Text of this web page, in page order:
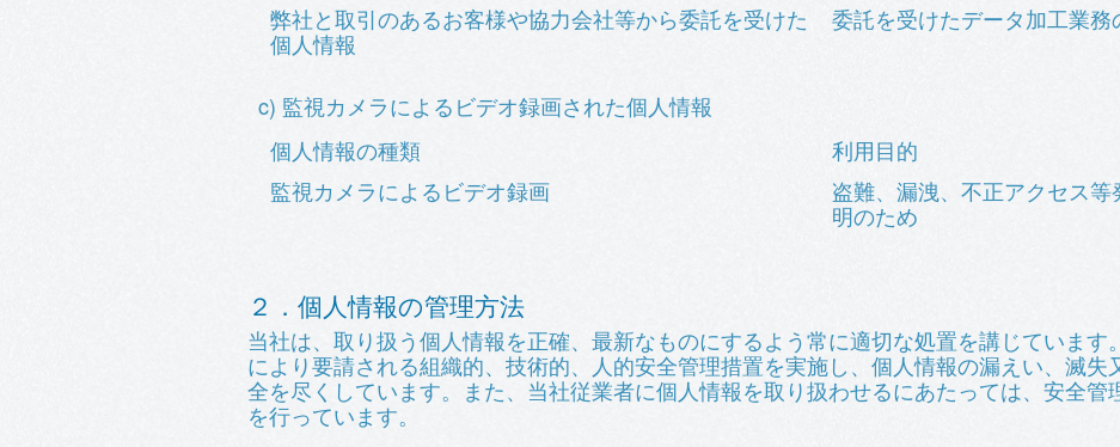
弊社と取引のあるお客様や協力会社等から委託を受けた
個人情報
委託を受けたデータ加工業務
c) 監視カメラによるビデオ録画された個人情報
個人情報の種類
利用目的
監視カメラによるビデオ録画
盗難、漏洩、不正アクセス
明のため
２．個人情報の管理方法
当社は、取り扱う個人情報を正確、最新なものにするよう常に適切な処置を講じていま
により要請される組織的、技術的、人的安全管理措置を実施し、個人情報の漏えい、滅
全を尽くしています。また、当社従業者に個人情報を取り扱わせるにあたっては、安全管
を行っています。